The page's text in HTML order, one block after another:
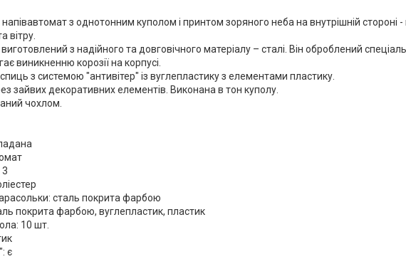
з однотонним куполом і принтом зоряного неба на внутрішній стороні -
вітру.
з надійного та довговічного матеріалу – сталі. Він оброблений
виникненню корозії на корпусі.
з системою "антивітер" із вуглепластику з елементами пластику.
зайвих декоративних елементів. Виконана в тон куполу.
чохлом.
3
сталь покрита фарбою
покрита фарбою, вуглепластик, пластик
10 шт.
є